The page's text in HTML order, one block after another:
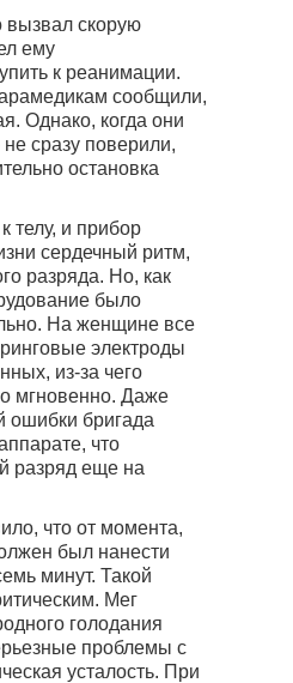
вызвал скорую
ему
к реанимации.
сообщили,
Однако, когда они
сразу поверили,
остановка
телу, и прибор
сердечный ритм,
разряда. Но, как
было
На женщине все
электроды
из-за чего
мгновенно. Даже
ошибки бригада
что
разряд еще на
что от момента,
был нанести
минут. Такой
Мег
голодания
проблемы с
усталость. При